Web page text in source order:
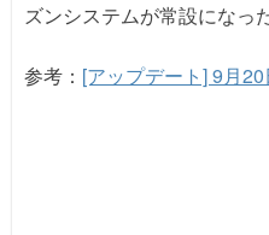
ズンシステムが常設になっ
参考： [アップデート] 9月